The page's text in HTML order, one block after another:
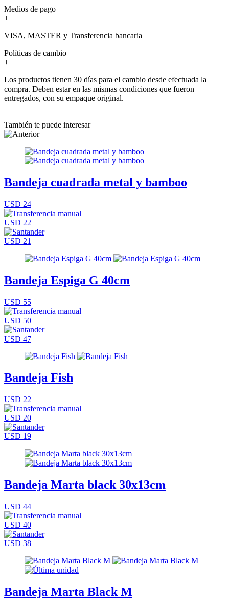
Medios de pago
+
VISA, MASTER y Transferencia bancaria
Políticas de cambio
+
Los productos tienen 30 días para el cambio desde efectuada la
compra. Deben estar en las mismas condiciones que fueron
entregados, con su empaque original.
También te puede interesar
Bandeja cuadrada metal y bamboo
USD 24
USD 22
USD 21
Bandeja Espiga G 40cm
USD 55
USD 50
USD 47
Bandeja Fish
USD 22
USD 20
USD 19
Bandeja Marta black 30x13cm
USD 44
USD 40
USD 38
Bandeja Marta Black M